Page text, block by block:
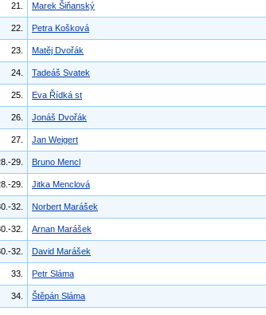
21. Marek Šiňanský
22. Petra Košková
23. Matěj Dvořák
24. Tadeáš Svatek
25. Eva Řídká st
26. Jonáš Dvořák
27. Jan Weigert
29. Bruno Mencl
29. Jitka Menclová
32. Norbert Marášek
32. Arnan Marášek
32. David Marášek
33. Petr Sláma
34. Štěpán Sláma